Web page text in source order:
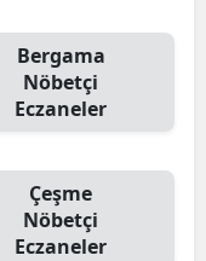
Bergama
Nöbetçi
Eczaneler
Çeşme
Nöbetçi
Eczaneler